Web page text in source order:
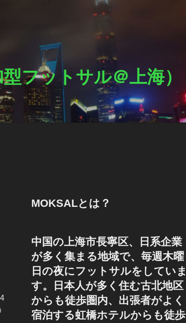
フットサル＠上海）
MOKSALとは？
中国の上海市長寧区、日系企業
が多く集まる地域で、毎週木曜
日の夜にフットサルをしていま
す。日本人が多く住む古北地区
からも徒歩圏内、出張者がよく
宿泊する虹橋ホテルからも徒歩